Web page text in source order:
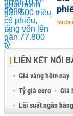
TÀI
LIÊN KẾT NỔI
Giá vàng hôm nay
Tỷ giá euro
Giá
Lãi suất ngân hàng